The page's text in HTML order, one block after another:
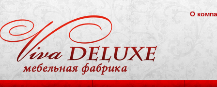
О